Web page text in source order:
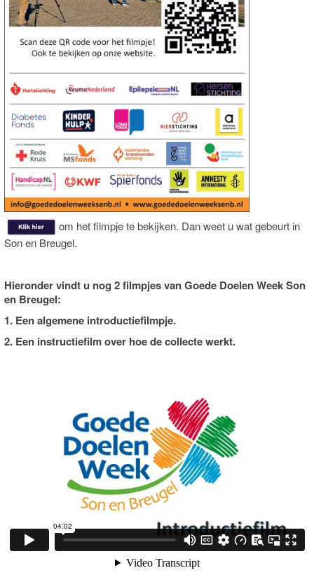
om het filmpje te bekijken. Dan weet u wat gebeurt in
Son en Breugel.
Hieronder vindt u nog 2 filmpjes van Goede Doelen Week Son
en Breugel:
1. Een algemene introductiefilmpje.
2. Een instructiefilm over hoe de collecte werkt.